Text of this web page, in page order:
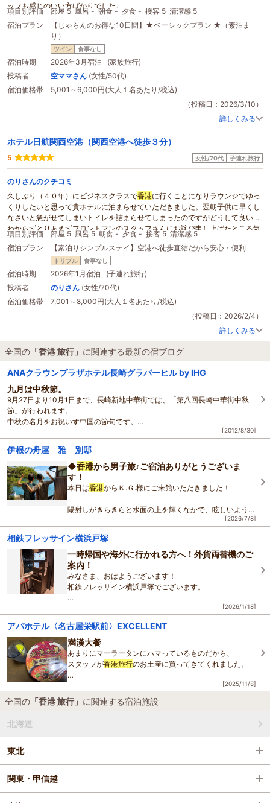
ッフも感じのいい方ばかりでした。
今回は、韓国に行くために前泊。娘と2人で利用しました。
自宅でお風呂も済ませてたので、寝るだけでしたが、快適に過ごすことができ
ました。翌朝は、空港までのリムジンバスを利用して無事に出国することがで
また、次回もぜひ利用したいと思います。ありがとうございました。
項目別評価 部屋 5 風呂 - 朝食 - 夕食 - 接客 5 清潔感 5
宿泊プラン
【じゃらんのお得な10日間】★ベーシックプラン ★（素泊ま
り）
ツイン 食事なし
宿泊時期
2026年3月宿泊 (家族旅行)
投稿者
空ママさん (女性/50代)
宿泊価格帯
5,001～6,000円(大人１名あたり/税込)
（投稿日：2026/3/10）
詳しくみる
ホテル日航関西空港（関西空港へ徒歩３分）
5 女性/70代 子連れ旅行
のりさんのクチコミ
久しぶり（４０年）にビジネスクラスで香港に行くことになりラウンジでゆっ
くりしたいと思って貴ホテルに泊まらせていただきました。翌朝子供に早くし
なさいと急がせてしまいトイレを詰まらせてしまったのですがどうして良いか
わからずとりあえずフロントマンのスタッフさんにお詫び申し上げたところ気
になさらなくて大丈夫ですよと神対応頂き本当に感謝申し上げます、お陰様で
ほっとさせていただき楽しい旅行をさせていただきました。
日本人の気働きは世界に誇れます
素晴らしいホテルです
項目別評価 部屋 5 風呂 5 朝食 - 夕食 - 接客 5 清潔感 5
宿泊プラン
【素泊りシンプルステイ】空港へ徒歩直結だから安心・便利
トリプル 食事なし
宿泊時期
2026年1月宿泊 (子連れ旅行)
投稿者
のりさん (女性/70代)
宿泊価格帯
7,001～8,000円(大人１名あたり/税込)
（投稿日：2026/2/4）
詳しくみる
全国の 「香港 旅行」 に関連する最新の宿ブログ
ANAクラウンプラザホテル長崎グラバーヒル by IHG
九月は中秋節。
9月27日より10月1日まで、長崎新地中華街では、「第八回長崎中華街中秋
節」が行われます。
中秋の名月をお祝いす中国の節句です。
に行った時は、ちょうどこの時期だったのですが、友
[2012/8/30]
伊根の舟屋 雅 別邸
◆香港から男子旅♪ご宿泊ありがとうございま
す！
本日は香港からＫ.Ｇ.様にご来館いただきました！
陽射しがきらきらと水面の上を輝くなかで、眩しいような
雨も明けて最高の海日和な一日となりました．．．！
香
[2026/7/8]
相鉄フレッサイン横浜戸塚
一時帰国や海外に行かれる方へ！外貨両替機のご
案内！
みなさま、おはようございます！
相鉄フレッサイン横浜戸塚でございます。
日本ではインバウンド効果により、訪日外国人の数が増加
意外と思われる方もいるかもしれませんが、当館も海外か
[2026/1/18]
アパホテル〈名古屋栄駅前〉EXCELLENT
満漢大餐
あまりにマーラータンにハマっているものだから、
スタッフが香港旅行のお土産に買ってきてくれました。
かやくや調味料はどれを入れれば良いのか、そもそも何分
待つ
[2025/11/8]
全国の 「香港 旅行」 に関連する宿泊施設
北海道
東北
関東・甲信越